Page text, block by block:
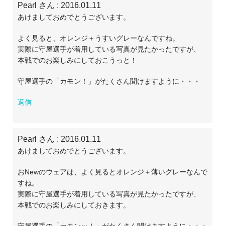
Pearl さん : 2016.01.11
あけましておめでとうございます。
よく見ると、オレンジ＋うすいグレーなんですね。
実際に守屋選手が着用している写真が見たかったですが、
本戦でのお楽しみにしておこうっと！
守屋選手の「カモン！」がたくさん聞けますように・・・
返信
Pearl さん : 2016.01.11
あけましておめでとうございます。
おNewのウェアは、よく見るとオレンジ＋薄いグレーなんで
すね。
実際に守屋選手が着用している写真が見たかったですが、
本戦でのお楽しみにしておきます。